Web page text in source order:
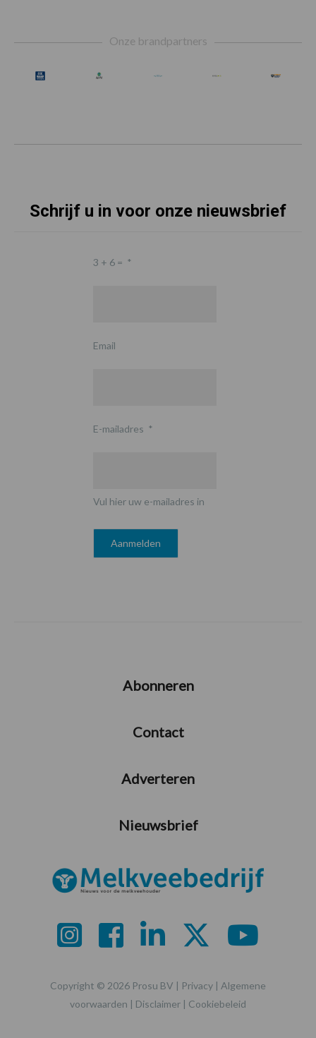
Onze brandpartners
Schrijf u in voor onze nieuwsbrief
3 + 6 = *
Email
E-mailadres *
Vul hier uw e-mailadres in
Abonneren
Contact
Adverteren
Nieuwsbrief
Copyright © 2026 Prosu BV | Privacy | Algemene
voorwaarden | Disclaimer | Cookiebeleid